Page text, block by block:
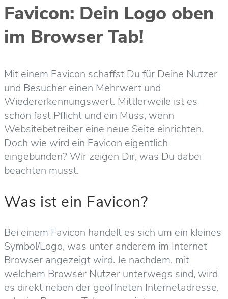
Favicon: Dein Logo oben
im Browser Tab!
Mit einem Favicon schaffst Du für Deine Nutzer
und Besucher einen Mehrwert und
Wiedererkennungswert. Mittlerweile ist es
schon fast Pflicht und ein Muss, wenn
Websitebetreiber eine neue Seite einrichten.
Doch wie wird ein Favicon eigentlich
eingebunden? Wir zeigen Dir, was Du dabei
beachten musst.
Was ist ein Favicon?
Bei einem Favicon handelt es sich um ein kleines
Symbol/Logo, was unter anderem im Internet
Browser angezeigt wird. Je nachdem, mit
welchem Browser Nutzer unterwegs sind, wird
es direkt neben der geöffneten Internetadresse,